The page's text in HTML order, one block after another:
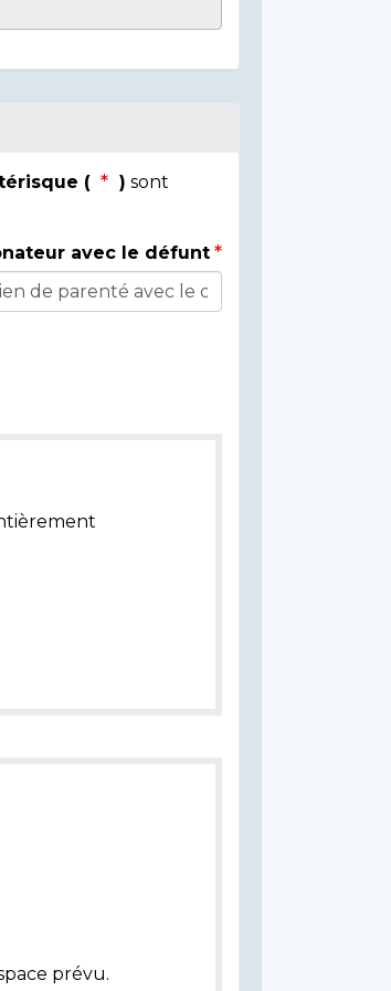
( ) sont
avec le défunt
prévu.